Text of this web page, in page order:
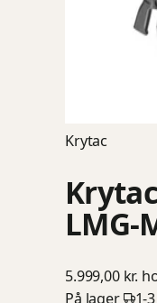
Krytac
LMG-
5.999,00 kr.
På lager
1-